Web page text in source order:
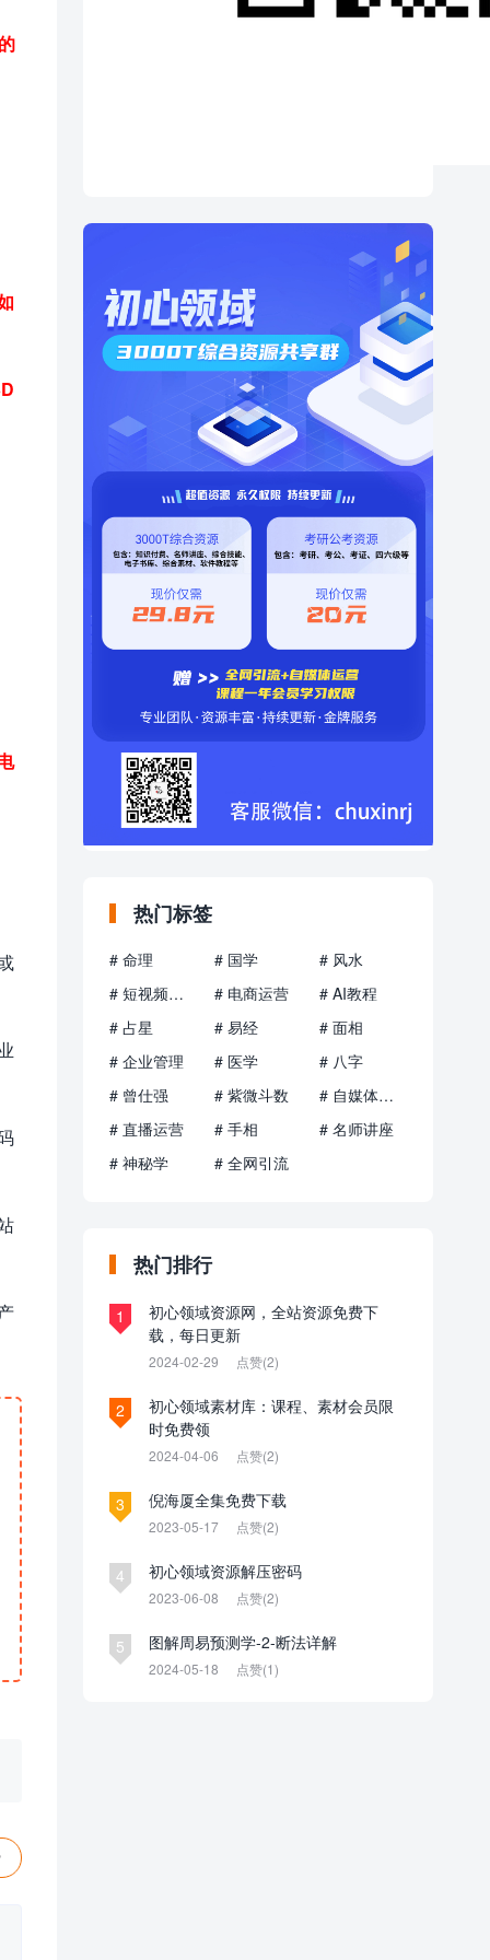
热门标签
# 命理 # 国学
# 风水
# 短视频运营
# 电商运营
# AI教程
# 占星
# 易经
# 面相
# 企业管理
# 医学
# 八字
# 曾仕强
# 紫微斗数
# 自媒体运营
# 直播运营
# 手相
# 名师讲座
# 神秘学
# 全网引流
热门排行
1
初心领域资源网，全站资源免费下
载，每日更新
2024-02-29 点赞(2)
2
初心领域素材库：课程、素材会员限
时免费领
2024-04-06 点赞(2)
3 倪海厦全集免费下载
2023-05-17 点赞(2)
4 初心领域资源解压密码
2023-06-08 点赞(2)
5 图解周易预测学-2-断法详解
2024-05-18 点赞(1)